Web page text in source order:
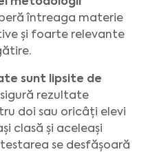
întreaga materie
și foarte relevante
sunt lipsite de
rezultate
doi sau oricâți elevi
clasă și aceleași
se desfășoară